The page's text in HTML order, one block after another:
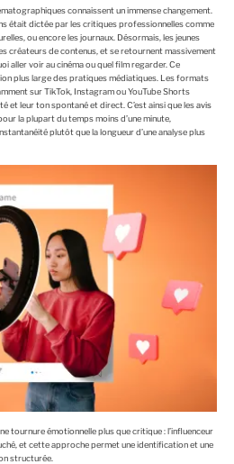
connaissent un immense changement.
était dictée par les critiques professionnelles comme
ou encore les journaux. Désormais, les jeunes
créateurs de contenus, et se retournent massivement
aller voir au cinéma ou quel film regarder. Ce
plus large des pratiques médiatiques. Les formats
sur TikTok, Instagram ou YouTube Shorts
et leur ton spontané et direct. C’est ainsi que lesavis
la plupart du temps moins d’une minute,
plutôt que la longueur d’une analyse plus
tournure émotionnelle plus que critique : l’influenceur
et cette approche permet une identification et une
structurée.